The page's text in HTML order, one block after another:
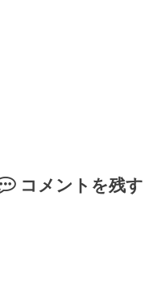
コメントを残す